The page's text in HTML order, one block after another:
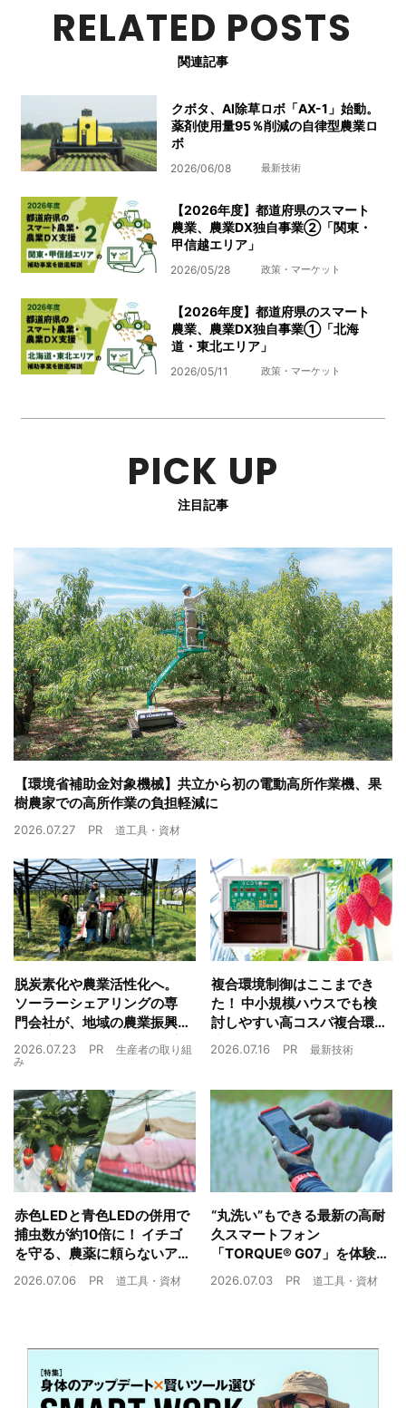
RELATED POSTS
関連記事
クボタ、AI除草ロボ「AX-1」始動。
薬剤使用量95％削減の自律型農業ロ
ボ
2026/06/08 最新技術
【2026年度】都道府県のスマート
農業、農業DX独自事業➁「関東・
甲信越エリア」
2026/05/28 政策・マーケット
【2026年度】都道府県のスマート
農業、農業DX独自事業➀「北海
道・東北エリア」
2026/05/11 政策・マーケット
PICK UP
注目記事
【環境省補助金対象機械】共立から初の電動高所作業機、果
樹農家での高所作業の負担軽減に
2026.07.27 PR 道工具・資材
脱炭素化や農業活性化へ。
ソーラーシェアリングの専
門会社が、地域の農業振興
や経済循環をワンストップ
でサポート
2026.07.23 PR
生産者の取り組
み
複合環境制御はここまでき
た！ 中小規模ハウスでも検
討しやすい高コスパ複合環
境制御装置が誕生
2026.07.16 PR 最新技術
赤色LEDと青色LEDの併用で
捕虫数が約10倍に！ イチゴ
を守る、農薬に頼らないア
ザミウマ対策
2026.07.06 PR 道工具・資材
“丸洗い”もできる最新の高耐
久スマートフォン
「TORQUE® G07」を体験
農業現場の“スマホの弱点”を
2026.07.03 PR 道工具・資材